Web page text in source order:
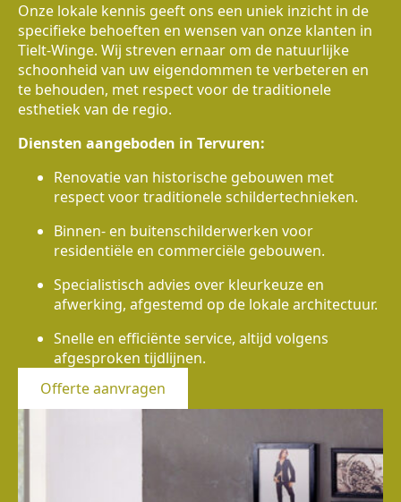
Onze lokale kennis geeft ons een uniek inzicht in de
specifieke behoeften en wensen van onze klanten in
Tielt-Winge. Wij streven ernaar om de natuurlijke
schoonheid van uw eigendommen te verbeteren en
te behouden, met respect voor de traditionele
esthetiek van de regio.
Diensten aangeboden in Tervuren:
Renovatie van historische gebouwen met
respect voor traditionele schildertechnieken.
Binnen- en buitenschilderwerken voor
residentiële en commerciële gebouwen.
Specialistisch advies over kleurkeuze en
afwerking, afgestemd op de lokale architectuur.
Snelle en efficiënte service, altijd volgens
afgesproken tijdlijnen.
Offerte aanvragen